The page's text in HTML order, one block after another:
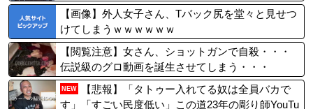
【画像】外人女子さん、Tバック尻を堂々と見せつ
けてしまうｗｗｗｗｗｗ
【閲覧注意】女さん、ショットガンで自殺・・・
伝説級のグロ動画を誕生させてしまう・・・
NEW
【悲報】「タトゥー入れてる奴は全員バカで
す」「すごい民度低い」この道23年の彫り師YouTu